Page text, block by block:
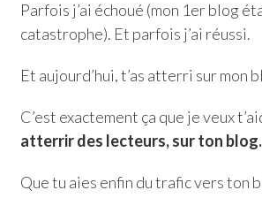
Parfois j’ai échoué (mon 1er blog
catastrophe). Et parfois j’ai réussi.
Et aujourd’hui, t’as atterri sur mon
C’est exactement ça que je veux
atterrir des lecteurs, sur ton blog.
Que tu aies enfin du trafic vers ton